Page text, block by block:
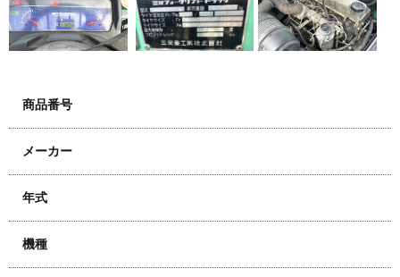
商品番号
メーカー
年式
機種